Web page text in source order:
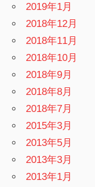
2019年1月
2018年12月
2018年11月
2018年10月
2018年9月
2018年8月
2018年7月
2015年3月
2013年5月
2013年3月
2013年1月